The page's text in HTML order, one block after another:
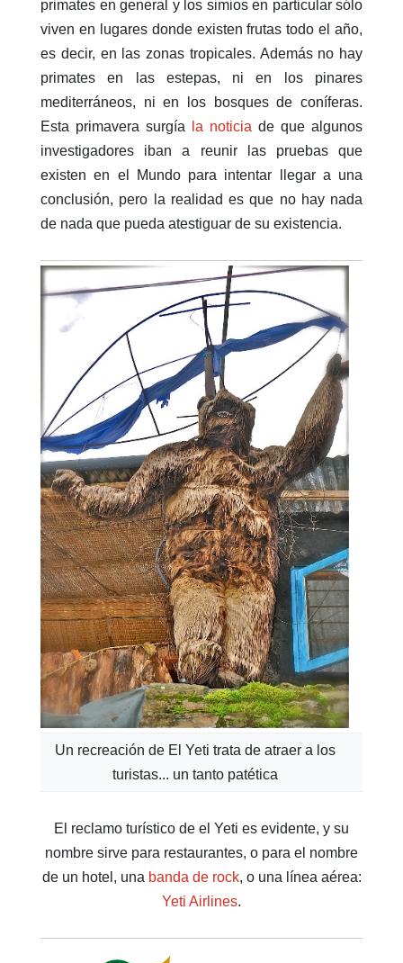
primates en general y los simios en particular sólo
viven en lugares donde existen frutas todo el año,
es decir, en las zonas tropicales. Además no hay
primates en las estepas, ni en los pinares
mediterráneos, ni en los bosques de coníferas.
Esta primavera surgía
la noticia de que algunos
investigadores iban a reunir las pruebas que
existen en el Mundo para intentar llegar a una
conclusión, pero la realidad es que no hay nada
de nada que pueda atestiguar de su existencia.
Un recreación de El Yeti trata de atraer a los
turistas... un tanto patética
El reclamo turístico de el Yeti es evidente, y su
nombre sirve para restaurantes, o para el nombre
de un hotel, una banda de rock, o una línea aérea:
Yeti Airlines.